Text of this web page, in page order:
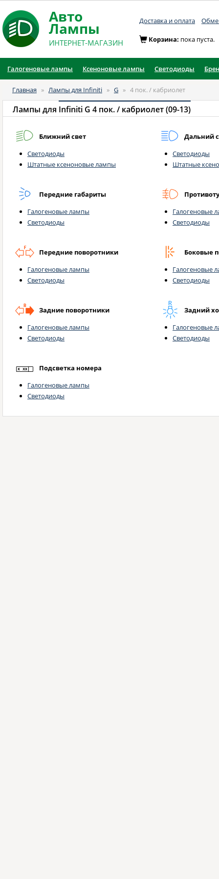
Авто
Лампы
ИНТЕРНЕТ-МАГАЗИН
Доставка и оплата
Корзина: пока пуста.
Галогеновые лампы Ксеноновые лампы Светодиоды
Главная » Лампы для Infiniti » G » 4 пок. / кабриолет
Лампы для Infiniti G 4 пок. / кабриолет (09-13)
Ближний свет
Светодиоды
Штатные ксеноновые лампы
Дальний
Светодиоды
Штатные
Передние габариты
Галогеновые лампы
Светодиоды
Галогеновые
Светодиоды
Передние поворотники
Галогеновые лампы
Светодиоды
Боковые
Галогеновые
Светодиоды
Задние поворотники
Галогеновые лампы
Светодиоды
Задний
Галогеновые
Светодиоды
Подсветка номера
Галогеновые лампы
Светодиоды